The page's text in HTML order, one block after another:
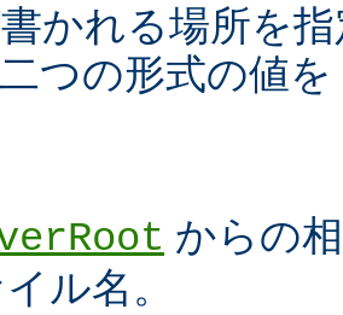
かれる場所を
つの形式の値
からの
ル名。